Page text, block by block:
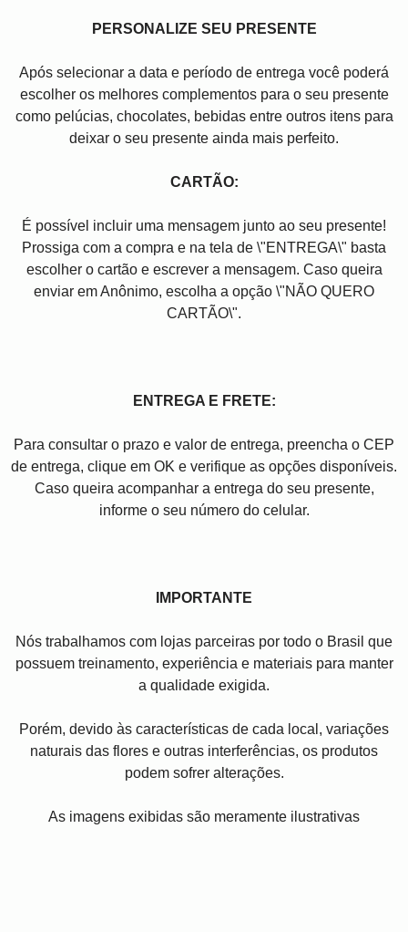
PERSONALIZE SEU PRESENTE
Após selecionar a data e período de entrega você poder
escolher os melhores complementos para o seu presente
como pelúcias, chocolates, bebidas entre outros itens para
deixar o seu presente ainda mais perfeito.
CARTÃO:
É possível incluir uma mensagem junto ao seu presente!
Prossiga com a compra e na tela de \"ENTREGA\" basta
escolher o cartão e escrever a mensagem. Caso queira
enviar em Anônimo, escolha a opção \"NÃO QUERO
CARTÃO\".
ENTREGA E FRETE:
Para consultar o prazo e valor de entrega, preencha o CEP
de entrega, clique em OK e verifique as opções disponíveis.
Caso queira acompanhar a entrega do seu presente,
informe o seu número do celular.
IMPORTANTE
Nós trabalhamos com lojas parceiras por todo o Brasil que
possuem treinamento, experiência e materiais para manter
a qualidade exigida.
Porém, devido às características de cada local, variações
naturais das flores e outras interferências, os produtos
podem sofrer alterações.
As imagens exibidas são meramente ilustrativas